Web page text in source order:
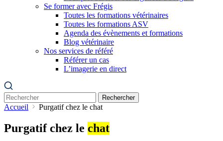
Se former avec Frégis
Toutes les formations vétérinaires
Toutes les formations ASV
Agenda des évènements et formations
Blog vétérinaire
Nos services de référé
Référer un cas
L’imagerie en direct
Rechercher
Accueil Purgatif chez le chat
Purgatif chez le chat